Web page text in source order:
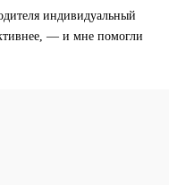
индивидуальный
— и мне помогли